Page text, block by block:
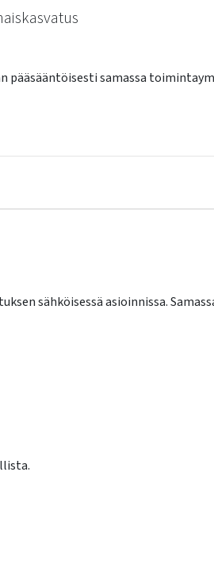
pääsääntöisesti samassa
sähköisessä asioinnissa.